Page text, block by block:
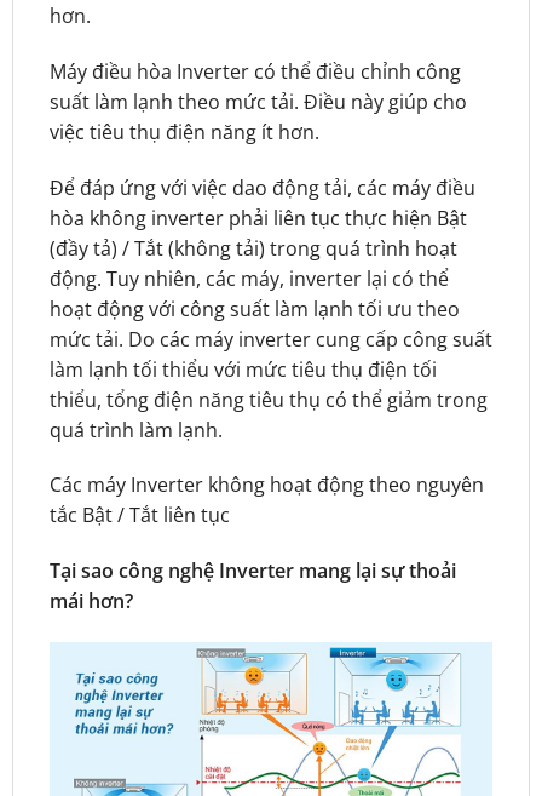
hơn.
Máy điều hòa Inverter có thể điều chỉnh công
suất làm lạnh theo mức tải. Điều này giúp cho
việc tiêu thụ điện năng ít hơn.
Để đáp ứng với việc dao động tải, các máy điều
hòa không inverter phải liên tục thực hiện Bật
(đầy tả) / Tắt (không tải) trong quá trình hoạt
động. Tuy nhiên, các máy, inverter lại có thể
hoạt động với công suất làm lạnh tối ưu theo
mức tải. Do các máy inverter cung cấp công suất
làm lạnh tối thiểu với mức tiêu thụ điện tối
thiểu, tổng điện năng tiêu thụ có thể giảm trong
quá trình làm lạnh.
Các máy Inverter không hoạt động theo nguyên
tắc Bật / Tắt liên tục
Tại sao công nghệ Inverter mang lại sự thoải
mái hơn?